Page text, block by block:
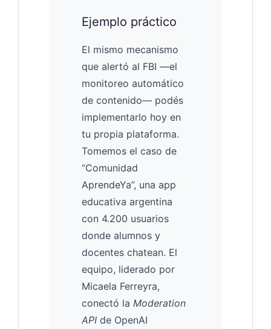
Ejemplo práctico
El mismo mecanismo
que alertó al FBI —el
monitoreo automático
de contenido— podés
implementarlo hoy en
tu propia plataforma.
Tomemos el caso de
“Comunidad
AprendeYa”, una app
educativa argentina
con 4.200 usuarios
donde alumnos y
docentes chatean. El
equipo, liderado por
Micaela Ferreyra,
conectó la Moderation
API de OpenAI